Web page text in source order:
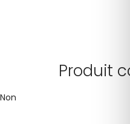
Produit
Non